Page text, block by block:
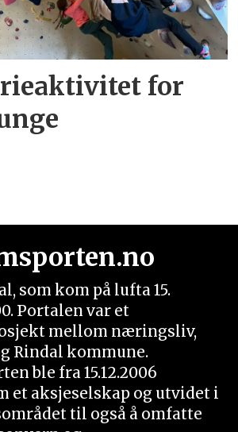
for
som kom på lufta 15.
Portalen var et
mellom næringsliv,
Rindal kommune.
ble fra 15.12.2006
et aksjeselskap og utvidet i
til også å omfatte